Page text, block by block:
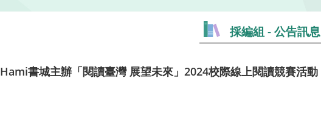
採編組 - 公告訊息
Hami書城主辦「閱讀臺灣 展望未來」2024校際線上閱讀競賽活動